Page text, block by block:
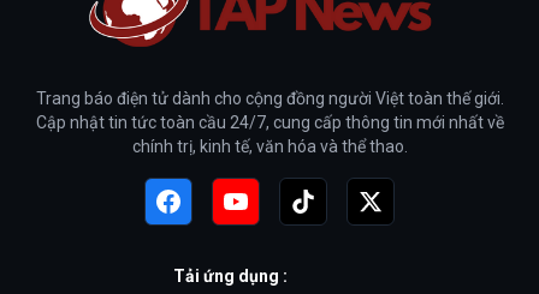
Trang báo điện tử dành cho cộng đồng người Việt toàn thế giới.
Cập nhật tin tức toàn cầu 24/7, cung cấp thông tin mới nhất về
chính trị, kinh tế, văn hóa và thể thao.
Tải ứng dụng :